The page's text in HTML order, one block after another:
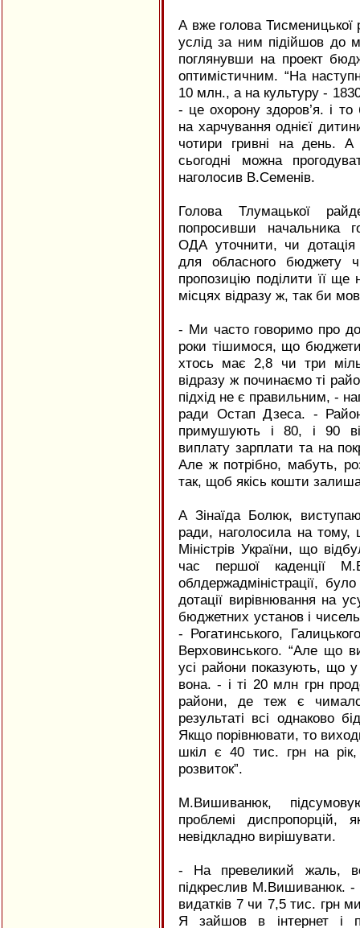
А вже голова
услід за ним підійшов до
поглянувши на проект
оптимістичним. “На
10 млн., а на культуру -
- це охорону здоров’я. і
на харчування однієї
чотири гривні на день.
сьогодні можна
наголосив В.Семенів.
Голова Тлумацької
попросивши начальника
ОДА уточнити, чи
для обласного бюджету
пропозицію поділити її ще
місцях відразу ж, так би
- Ми часто говоримо про
роки тішимося, що бюджети
хтось має 2,8 чи три
відразу ж починаємо ті
підхід не є правильним, -
ради Остап Дзеса. -
примушують і 80, і 90
виплату зарплати та на
Але ж потрібно, мабуть,
так, щоб якісь кошти
А Зінаїда Болюк,
ради, наголосила на тому,
Міністрів України, що
час першої каденції
облдержадміністрації,
дотації вирівнювання на
бюджетних установ і
- Рогатинського,
Верховинського. “Але що
усі райони показують, що
вона. - і ті 20 млн грн
райони, де теж є
результаті всі однаково
Якщо порівнювати, то
шкіл є 40 тис. грн на
розвиток”.
М.Вишиванюк,
проблемі диспропорцій,
невідкладно вирішувати.
- На превеликий жаль,
підкреслив М.Вишиванюк. -
видатків 7 чи 7,5 тис. грн
Я зайшов в інтернет і